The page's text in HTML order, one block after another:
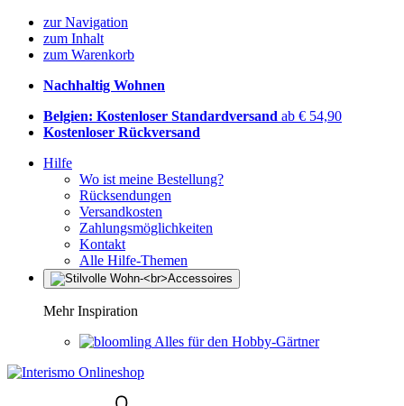
zur Navigation
zum Inhalt
zum Warenkorb
Nachhaltig Wohnen
Belgien: Kostenloser Standardversand ab € 54,90
Kostenloser Rückversand
Hilfe
Wo ist meine Bestellung?
Rücksendungen
Versandkosten
Zahlungsmöglichkeiten
Kontakt
Alle Hilfe-Themen
Mehr Inspiration
Alles für den Hobby-Gärtner